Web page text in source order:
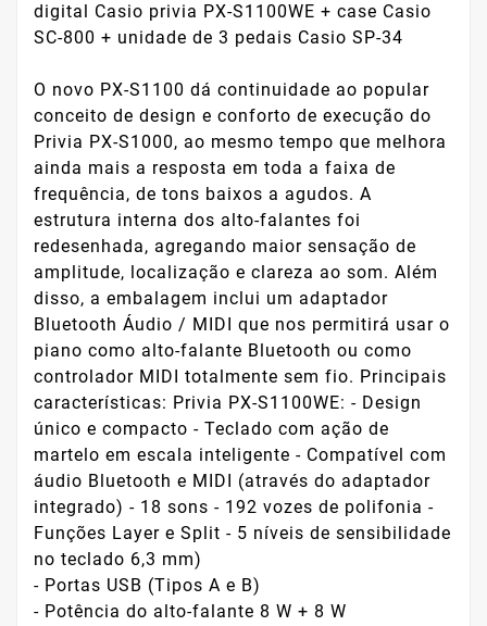
digital Casio privia PX-S1100WE + case Casio
SC-800 + unidade de 3 pedais Casio SP-34
O novo PX-S1100 dá continuidade ao popular
conceito de design e conforto de execução do
Privia PX-S1000, ao mesmo tempo que melhora
ainda mais a resposta em toda a faixa de
frequência, de tons baixos a agudos. A
estrutura interna dos alto-falantes foi
redesenhada, agregando maior sensação de
amplitude, localização e clareza ao som. Além
disso, a embalagem inclui um adaptador
Bluetooth Áudio / MIDI que nos permitirá usar o
piano como alto-falante Bluetooth ou como
controlador MIDI totalmente sem fio. Principais
características: Privia PX-S1100WE: - Design
único e compacto - Teclado com ação de
martelo em escala inteligente - Compatível com
áudio Bluetooth e MIDI (através do adaptador
integrado) - 18 sons - 192 vozes de polifonia -
Funções Layer e Split - 5 níveis de sensibilidade
no teclado 6,3 mm)
- Portas USB (Tipos A e B)
- Potência do alto-falante 8 W + 8 W